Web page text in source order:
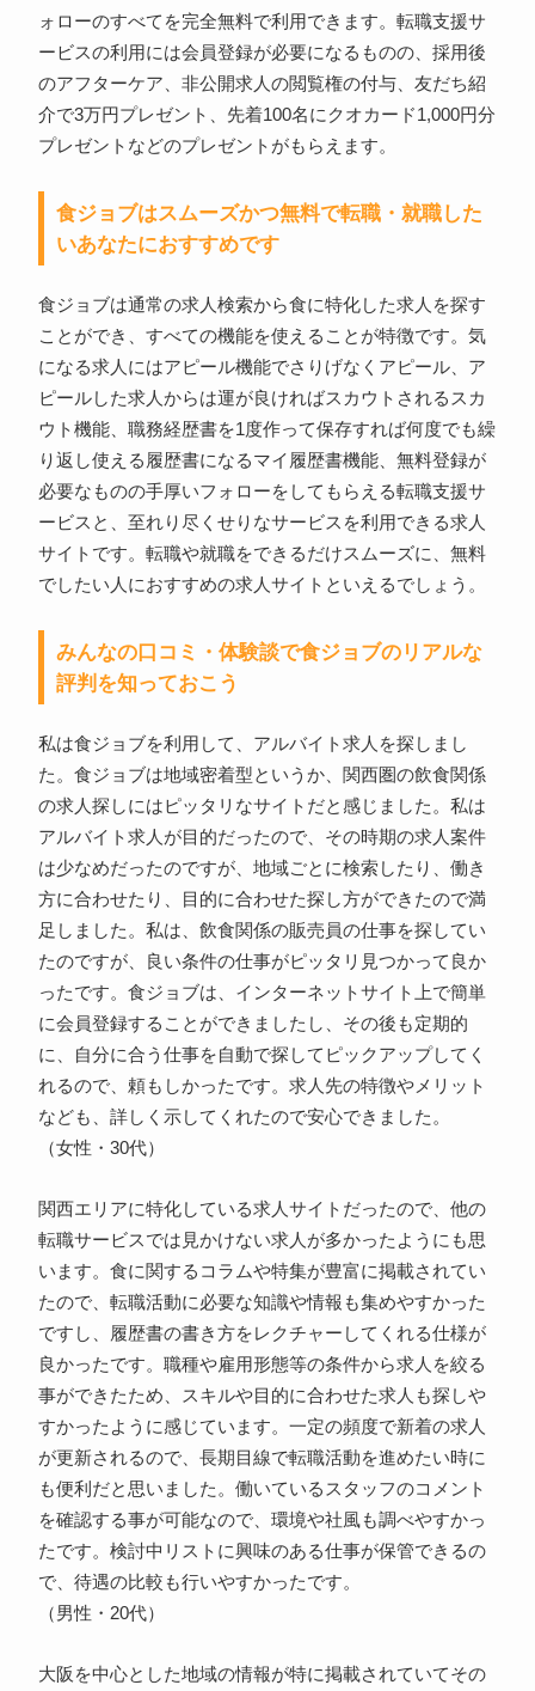
ォローのすべてを完全無料で利用できます。転職支援サ
ービスの利用には会員登録が必要になるものの、採用後
のアフターケア、非公開求人の閲覧権の付与、友だち紹
介で3万円プレゼント、先着100名にクオカード1,000円分
プレゼントなどのプレゼントがもらえます。
食ジョブはスムーズかつ無料で転職・就職した
いあなたにおすすめです
食ジョブは通常の求人検索から食に特化した求人を探す
ことができ、すべての機能を使えることが特徴です。気
になる求人にはアピール機能でさりげなくアピール、ア
ピールした求人からは運が良ければスカウトされるスカ
ウト機能、職務経歴書を1度作って保存すれば何度でも繰
り返し使える履歴書になるマイ履歴書機能、無料登録が
必要なものの手厚いフォローをしてもらえる転職支援サ
ービスと、至れり尽くせりなサービスを利用できる求人
サイトです。転職や就職をできるだけスムーズに、無料
でしたい人におすすめの求人サイトといえるでしょう。
みんなの口コミ・体験談で食ジョブのリアルな
評判を知っておこう
私は食ジョブを利用して、アルバイト求人を探しまし
た。食ジョブは地域密着型というか、関西圏の飲食関係
の求人探しにはピッタリなサイトだと感じました。私は
アルバイト求人が目的だったので、その時期の求人案件
は少なめだったのですが、地域ごとに検索したり、働き
方に合わせたり、目的に合わせた探し方ができたので満
足しました。私は、飲食関係の販売員の仕事を探してい
たのですが、良い条件の仕事がピッタリ見つかって良か
ったです。食ジョブは、インターネットサイト上で簡単
に会員登録することができましたし、その後も定期的
に、自分に合う仕事を自動で探してピックアップしてく
れるので、頼もしかったです。求人先の特徴やメリット
なども、詳しく示してくれたので安心できました。
（女性・30代）
関西エリアに特化している求人サイトだったので、他の
転職サービスでは見かけない求人が多かったようにも思
います。食に関するコラムや特集が豊富に掲載されてい
たので、転職活動に必要な知識や情報も集めやすかった
ですし、履歴書の書き方をレクチャーしてくれる仕様が
良かったです。職種や雇用形態等の条件から求人を絞る
事ができたため、スキルや目的に合わせた求人も探しや
すかったように感じています。一定の頻度で新着の求人
が更新されるので、長期目線で転職活動を進めたい時に
も便利だと思いました。働いているスタッフのコメント
を確認する事が可能なので、環境や社風も調べやすかっ
たです。検討中リストに興味のある仕事が保管できるの
で、待遇の比較も行いやすかったです。
（男性・20代）
大阪を中心とした地域の情報が特に掲載されていてその